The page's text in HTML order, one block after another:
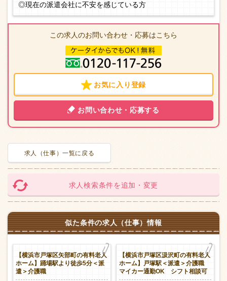
◎現在の派遣会社に不安を感じている方
この求人のお問い合わせ・応募はこちら
お気に入り登録
お問い合わせ・応募する
求人（仕事）一覧に戻る
求人検索条件を追加・変更
似た条件の求人（仕事）情報
【横浜市戸塚区矢部町の有料老人
ホーム】踊場駅より徒歩5分＜派
遣＞介護職
【横浜市戸塚区汲沢町の有料老人
ホーム】戸塚駅＜派遣＞介護職
マイカー通勤OK シフト相談可